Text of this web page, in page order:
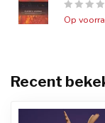
Op
Recent